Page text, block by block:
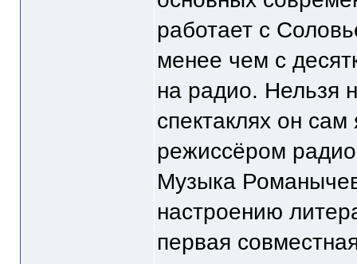
работает с
менее чем с
на радио. Нельзя
спектаклях он
режиссёром
Музыка
настроению
первая